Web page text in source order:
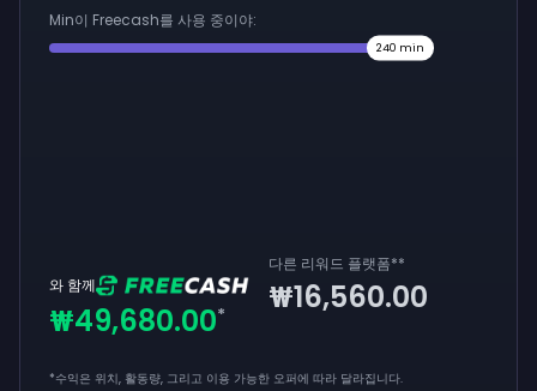
Min이 Freecash를 사용 중이야:
240 min
와 함께
₩49,680.00*
다른 리워드 플랫폼**
₩16,560.00
*수익은 위치, 활동량, 그리고 이용 가능한 오퍼에 따라 달라집니다.